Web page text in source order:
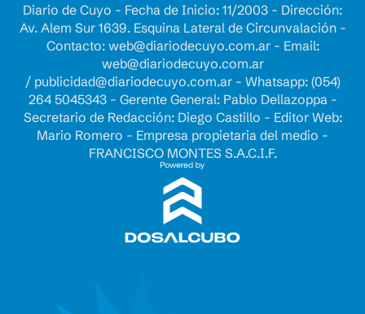
Diario de Cuyo - Fecha de Inicio: 11/2003 - Dirección:
Av. Alem Sur 1639. Esquina Lateral de Circunvalación -
Contacto: web@diariodecuyo.com.ar- Email:
web@diariodecuyo.com.ar
/ publicidad@diariodecuyo.com.ar- Whatsapp: (054)
264 5045343 - Gerente General: Pablo Dellazoppa -
Secretario de Redacción: Diego Castillo - Editor Web:
Mario Romero - Empresa propietaria del medio -
FRANCISCO MONTES S.A.C.I.F.